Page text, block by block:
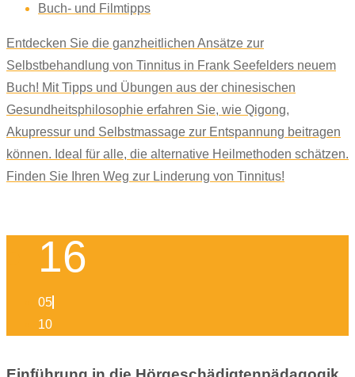
Buch- und Filmtipps
Entdecken Sie die ganzheitlichen Ansätze zur
Selbstbehandlung von Tinnitus in Frank Seefelders neuem
Buch! Mit Tipps und Übungen aus der chinesischen
Gesundheitsphilosophie erfahren Sie, wie Qigong,
Akupressur und Selbstmassage zur Entspannung beitragen
können. Ideal für alle, die alternative Heilmethoden schätzen.
Finden Sie Ihren Weg zur Linderung von Tinnitus!
16
05
10